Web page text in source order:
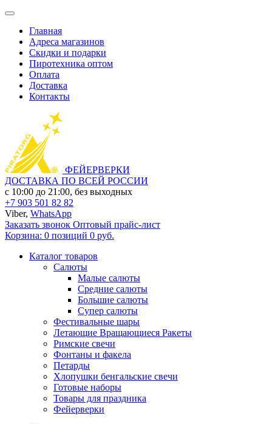
Главная
Адреса магазинов
Скидки и подарки
Пиротехника оптом
Оплата
Доставка
Контакты
ФЕЙЕРВЕРКИ
ДОСТАВКА ПО ВСЕЙ РОССИИ
с 10:00 до 21:00, без выходных
+7 903 501 82 82
Viber, WhatsApp
Заказать звонок Оптовый прайс-лист
Корзина: 0 позиций 0 руб.
Каталог товаров
Салюты
Малые салюты
Средние салюты
Большие салюты
Супер салюты
Фестивальные шары
Летающие Вращающиеся Ракеты
Римские свечи
Фонтаны и факела
Петарды
Хлопушки бенгальские свечи
Готовые наборы
Товары для праздника
Фейерверки